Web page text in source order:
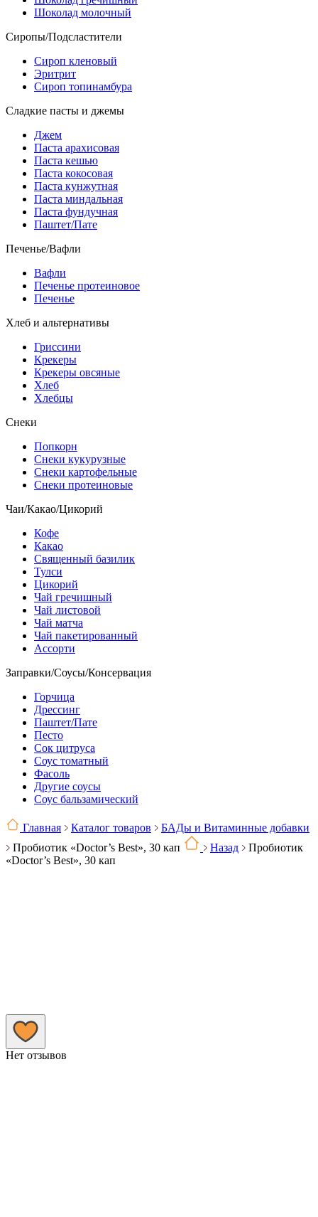
Шоколад молочный
Сиропы/Подсластители
Сироп кленовый
Эритрит
Сироп топинамбура
Сладкие пасты и джемы
Джем
Паста арахисовая
Паста кешью
Паста кокосовая
Паста кунжутная
Паста миндальная
Паста фундучная
Паштет/Пате
Печенье/Вафли
Вафли
Печенье протеиновое
Печенье
Хлеб и альтернативы
Гриссини
Крекеры
Крекеры овсяные
Хлеб
Хлебцы
Снеки
Попкорн
Снеки кукурузные
Снеки картофельные
Снеки протеиновые
Чаи/Какао/Цикорий
Кофе
Какао
Священный базилик
Тулси
Цикорий
Чай гречишный
Чай листовой
Чай матча
Чай пакетированный
Ассорти
Заправки/Соусы/Консервация
Горчица
Дрессинг
Паштет/Пате
Песто
Сок цитруса
Соус томатный
Фасоль
Другие соусы
Соус бальзамический
Главная Каталог товаров
БАДы и Витаминные добавки
Пробиотик «Doctor’s Best», 30 кап
Назад
Пробиотик
«Doctor’s Best», 30 кап
Нет отзывов